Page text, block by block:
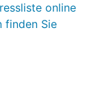
online
finden Sie